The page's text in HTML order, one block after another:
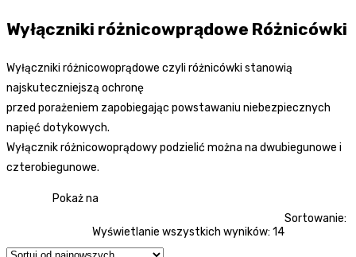
Wyłączniki różnicowprądowe Różnicówki
Wyłączniki różnicowoprądowe czyli różnicówki stanowią
najskuteczniejszą ochronę
przed porażeniem zapobiegając powstawaniu niebezpiecznych
napięć dotykowych.
Wyłącznik różnicowoprądowy podzielić można na dwubiegunowe i
czterobiegunowe.
Pokaż na
Wyświetlanie wszystkich wyników: 14
Sortowanie: